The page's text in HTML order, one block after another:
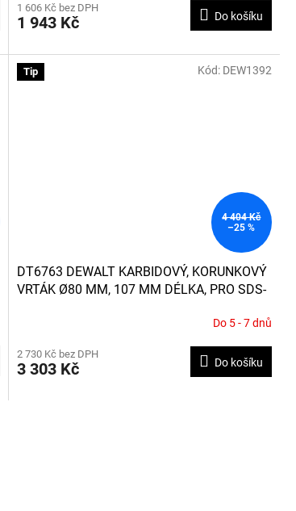
1 606 Kč bez DPH
1 943 Kč Do košíku
Tip
4 404 Kč
–25 %
DT6763 DEWALT KARBIDOVÝ, KORUNKOVÝ
VRTÁK Ø80 MM, 107 MM DÉLKA, PRO SDS-
Do 5 - 7 dnů
2 730 Kč bez DPH
3 303 Kč Do košíku
Kód: DEW1392